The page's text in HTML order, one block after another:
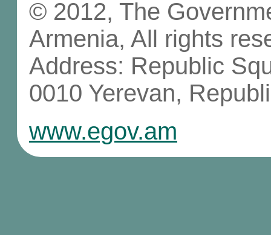
© 2012, The
Armenia, All rights
Address: Republic
0010 Yerevan,
www.egov.am